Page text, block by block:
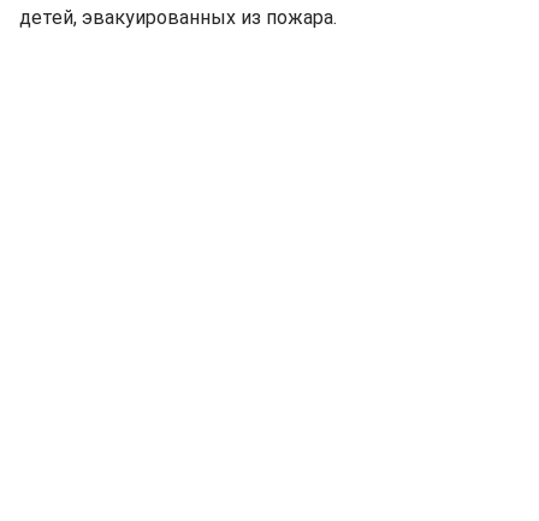
детей, эвакуированных из пожара.